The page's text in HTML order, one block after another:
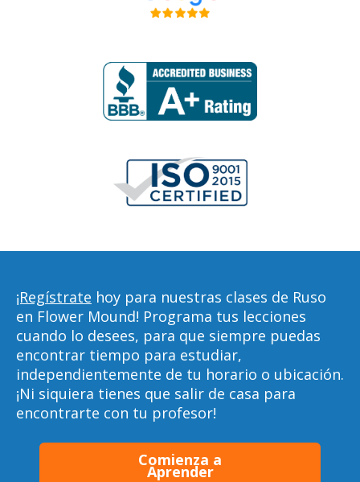
¡Regístrate hoy para nuestras clases de Ruso
en Flower Mound! Programa tus lecciones
cuando lo desees, para que siempre puedas
encontrar tiempo para estudiar,
independientemente de tu horario o ubicación.
¡Ni siquiera tienes que salir de casa para
encontrarte con tu profesor!
Comienza a
Aprender